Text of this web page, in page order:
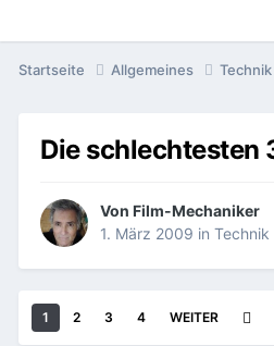
Startseite Allgemeines Technik
Die
Von Film-Mechaniker
1. März 2009 in Technik
1 2 3 4 WEITER